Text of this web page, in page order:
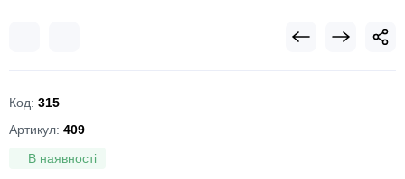
Код: 315
Артикул: 409
В наявності